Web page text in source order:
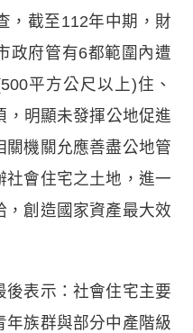
，截至112年中期，財
政府管有6都範圍內遭
平方公尺以上)住、
，明顯未發揮公地促進
關機關允應善盡公地管
社會住宅之土地，進一
，創造國家資產最大效
後表示：社會住宅主要
年族群與部分中產階級